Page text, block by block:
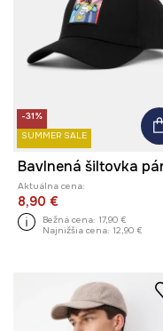
-31%
SUMMER SALE
Aktuálna cena:
8,90 €
Bežná cena: 17,90 €
Najnižšia cena: 12,90 €